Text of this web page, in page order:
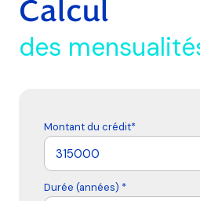
Calcul
des
Montant du crédit*
Durée (années) *